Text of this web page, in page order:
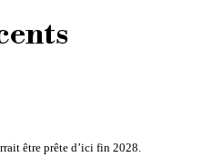
être prête d’ici fin 2028.